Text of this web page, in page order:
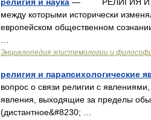
между которыми исторически
европейском общественном
Энциклопедия эпистемологии и
религия и парапсихологические
вопрос о связи религии с
явления, выходящие за пределы
(дистантное&#8230; …